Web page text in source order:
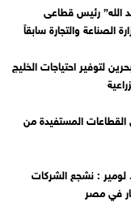
الله” رئيس قطاعى
الصناعة والتجارة سابقاً
لتوفير احتياجات الخليج
المستفيدة من
لومير : نشجع الشركات
في مصر